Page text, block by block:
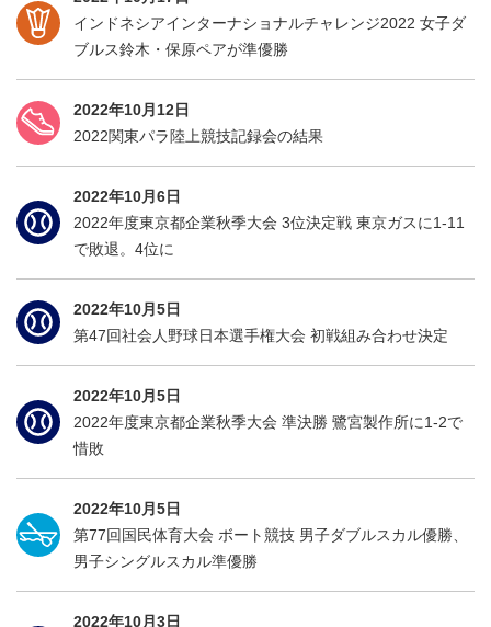
インドネシアインターナショナルチャレンジ2022 女子ダ
ブルス鈴木・保原ペアが準優勝
2022年10月12日
2022関東パラ陸上競技記録会の結果
2022年10月6日
2022年度東京都企業秋季大会 3位決定戦 東京ガスに1-11
で敗退。4位に
2022年10月5日
第47回社会人野球日本選手権大会 初戦組み合わせ決定
2022年10月5日
2022年度東京都企業秋季大会 準決勝 鷺宮製作所に1-2で
惜敗
2022年10月5日
第77回国民体育大会 ボート競技 男子ダブルスカル優勝、
男子シングルスカル準優勝
2022年10月3日